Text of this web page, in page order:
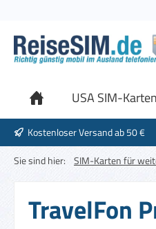
USA SIM-
Kostenloser Versand ab 50 €
Sie sind hier:
SIM-Karten für
TravelFon